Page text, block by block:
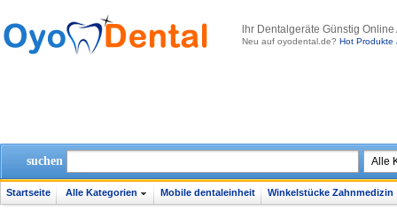
lhr Dentalgeräte Günstig
Neu auf oyodental.de? Hot Produkte
suchen
Startseite Alle Kategorien Mobile dentaleinheit Winkelstücke Zahnmedizin